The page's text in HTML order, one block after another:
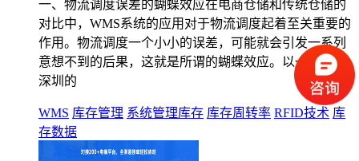
一、物流调度误差的蝴蝶效应在电商仓储和传统仓储的
对比中，WMS系统的应用对于物流调度起着至关重要的
作用。物流调度一个小小的误差，可能就会引发一系列
意想不到的后果，这就是所谓的蝴蝶效应。以一家位于
深圳的
WMS 库存管理 系统管理库存 库存周转率 RFID技术 库
存数据